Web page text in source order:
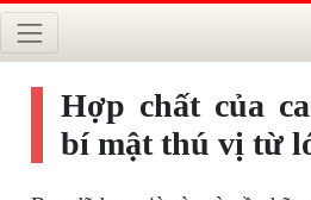
Hợp chất của
bí mật thú vị từ